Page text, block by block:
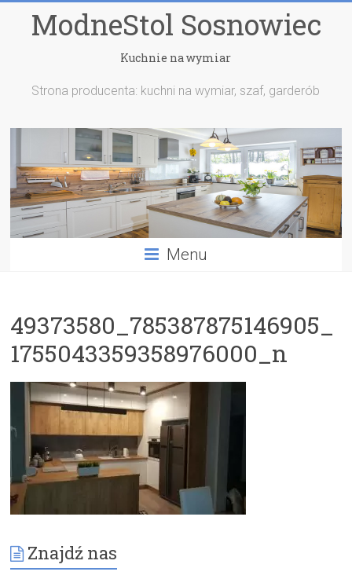
ModneStol Sosnowiec
Kuchnie na wymiar
Strona producenta: kuchni na wymiar, szaf, garderób
Menu
49373580_785387875146905_
1755043359358976000_n
Znajdź nas